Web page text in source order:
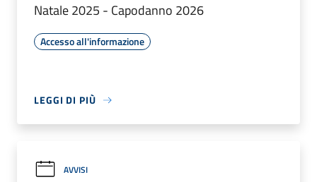
Natale 2025 - Capodanno 2026
Accesso all'informazione
LEGGI DI PIÙ
AVVISI